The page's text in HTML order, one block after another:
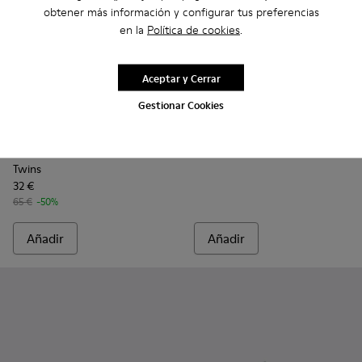
obtener más información y configurar tus preferencias
en la Política de cookies.
Gestionar Cookies
Aceptar y Cerrar
Twins
32 €
65 € -50%
Añadir Añadir